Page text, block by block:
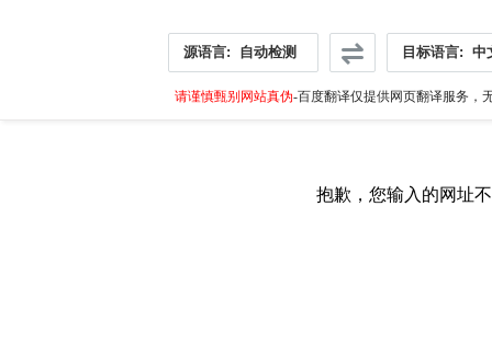
源语言: 自动检测 目标语言: 中
请谨慎甄别网站真伪-百度翻译仅提供网页翻译服务，